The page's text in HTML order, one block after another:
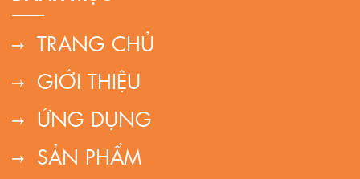
TRANG CHỦ
GIỚI THIỆU
ỨNG DỤNG
SẢN PHẨM